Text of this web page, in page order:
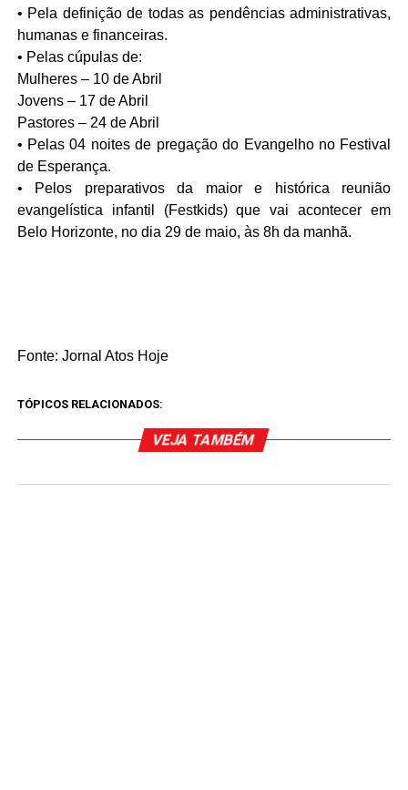
• Pela definição de todas as pendências administrativas,
humanas e financeiras.
• Pelas cúpulas de:
Mulheres – 10 de Abril
Jovens – 17 de Abril
Pastores – 24 de Abril
• Pelas 04 noites de pregação do Evangelho no Festival
de Esperança.
• Pelos preparativos da maior e histórica reunião
evangelística infantil (Festkids) que vai acontecer em
Belo Horizonte, no dia 29 de maio, às 8h da manhã.
Fonte: Jornal Atos Hoje
TÓPICOS RELACIONADOS:
VEJA TAMBÉM